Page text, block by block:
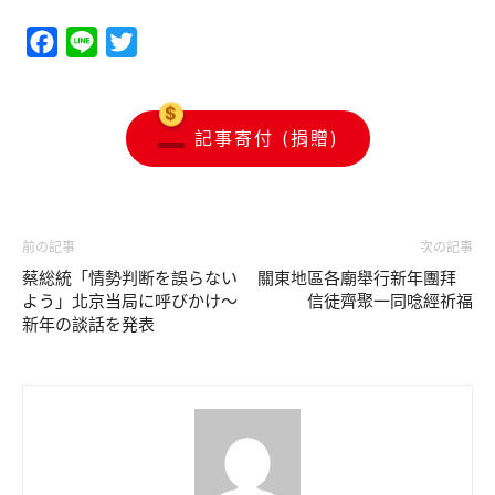
Facebook
Line
記事寄付 (捐贈)
前の記事
蔡総統「情勢判断を誤らない
よう」北京当局に呼びかけ～
新年の談話を発表
次の記事
關東地區各廟舉行新年團拜
信徒齊聚一同唸經祈福